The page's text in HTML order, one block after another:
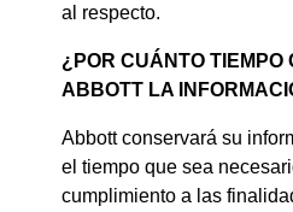
al respecto.
¿POR CUÁNTO TIEMPO
ABBOTT LA
Abbott conservará su
el tiempo que sea
cumplimiento a las